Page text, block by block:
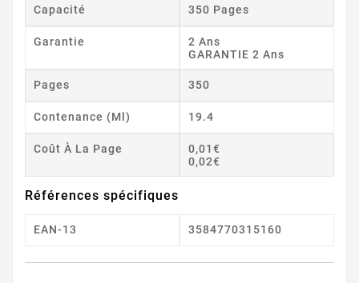
Capacité 350 Pages
Garantie
2 Ans
GARANTIE 2 Ans
Pages 350
Contenance (ml) 19.4
Coût À La Page
0,01€
0,02€
Références spécifiques
EAN-13 3584770315160